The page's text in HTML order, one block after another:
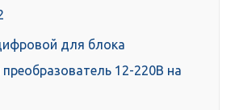
для блока
12-220В на